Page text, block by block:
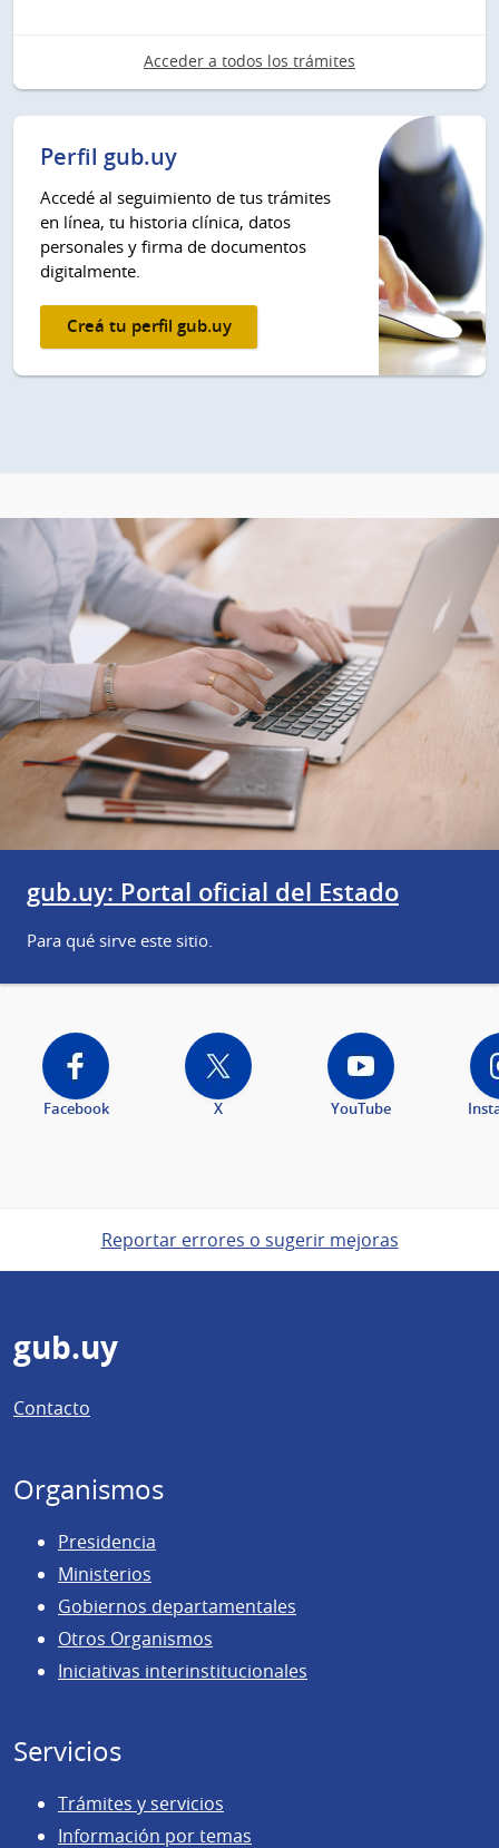
Acceder a todos los trámites
Perfil gub.uy
Accedé al seguimiento de tus trámites
en línea, tu historia clínica, datos
personales y firma de documentos
digitalmente.
Creá tu perfil gub.uy
gub.uy: Portal oficial del Estado
Para qué sirve este sitio.
Facebook X YouTube
Reportar errores o sugerir mejoras
Pie
de
página
gub.uy
Contacto
Organismos
Presidencia
Ministerios
Gobiernos departamentales
Otros Organismos
Iniciativas interinstitucionales
Servicios
Trámites y servicios
Información por temas